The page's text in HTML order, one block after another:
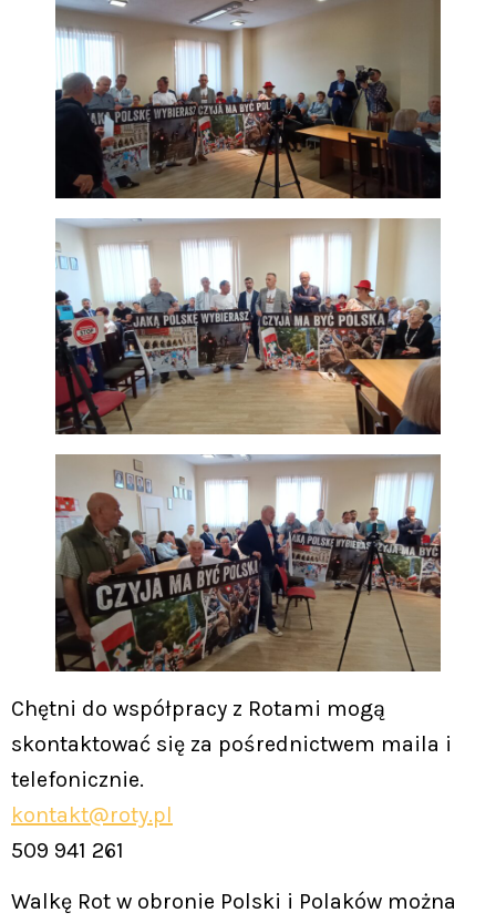
Chętni do współpracy z Rotami mogą
skontaktować się za pośrednictwem maila i
telefonicznie.
kontakt@roty.pl
509 941 261
Walkę Rot w obronie Polski i Polaków można